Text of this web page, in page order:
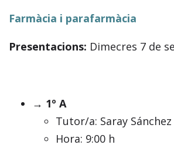
Farmàcia i parafarmàcia
Presentacions: Dimecres 7 de
→ 1º A
Tutor/a: Saray Sánchez
Hora: 9:00 h